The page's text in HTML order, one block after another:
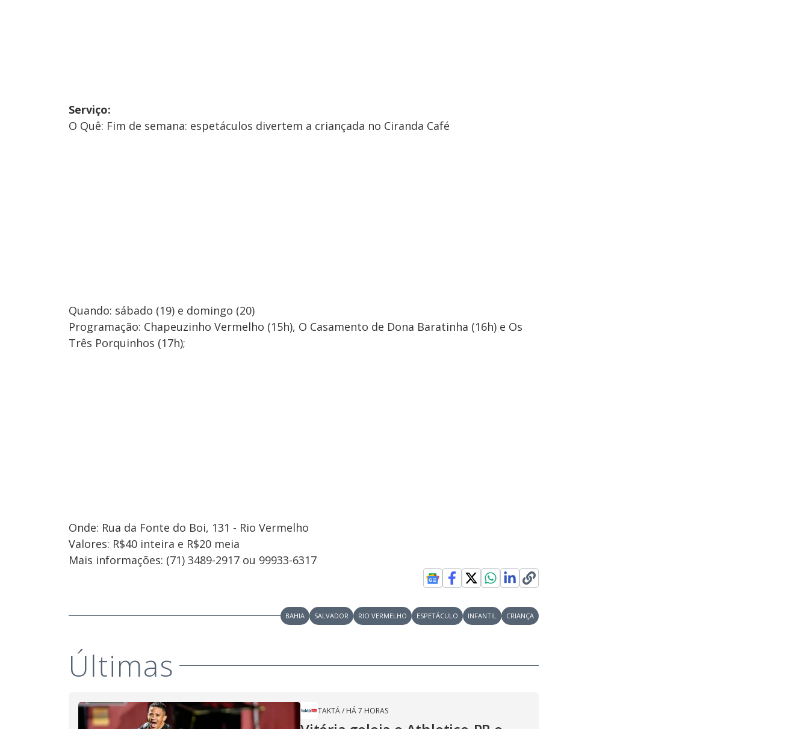
Serviço:
O Quê: Fim de semana: espetáculos divertem a criançada no Ciranda Café
Quando: sábado (19) e domingo (20)
Programação: Chapeuzinho Vermelho (15h), O Casamento de Dona Baratinha (16h) e Os
Três Porquinhos (17h);
Onde: Rua da Fonte do Boi, 131 - Rio Vermelho
Valores: R$40 inteira e R$20 meia
Mais informações: (71) 3489-2917 ou 99933-6317
BAHIA SALVADOR RIO VERMELHO ESPETÁCULO INFANTIL CRIANÇA
Últimas
TAKTÁ/ HÁ 7 HORAS